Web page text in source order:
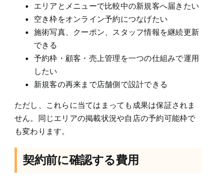
エリアとメニューで比較中の新規客へ届きたい
空き枠をオンライン予約につなげたい
施術写真、クーポン、スタッフ情報を継続更新
できる
予約枠・顧客・売上管理を一つの仕組みで運用
したい
新規客の再来まで店舗側で設計できる
ただし、これらに当てはまっても成果は保証されま
せん。同じエリアの掲載状況や自店の予約可能枠で
も変わります。
契約前に確認する費用